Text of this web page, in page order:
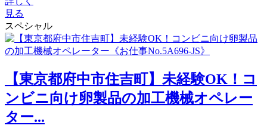
見る
スペシャル
【東京都府中市住吉町】未経験OK！コ
ンビニ向け卵製品の加工機械オペレー
ター...